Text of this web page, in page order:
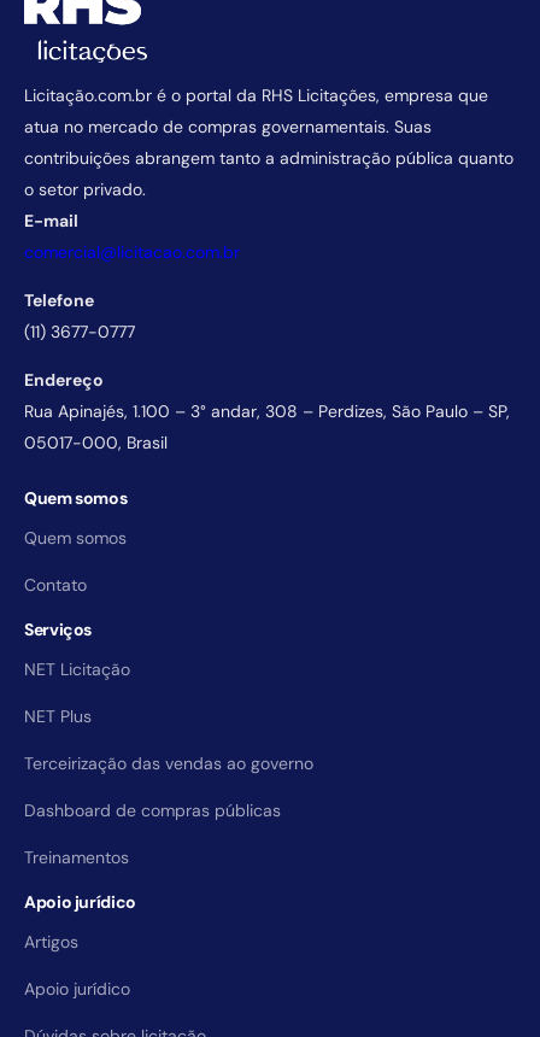
Licitação.com.br é o portal da RHS Licitações, empresa que
atua no mercado de compras governamentais. Suas
contribuições abrangem tanto a administração pública quanto
o setor privado.
E-mail
comercial@licitacao.com.br
Telefone
(11) 3677-0777
Endereço
Rua Apinajés, 1.100 – 3° andar, 308 – Perdizes, São Paulo – SP,
05017-000, Brasil
Quem somos
Quem somos
Contato
Serviços
NET Licitação
NET Plus
Terceirização das vendas ao governo
Dashboard de compras públicas
Treinamentos
Apoio jurídico
Artigos
Apoio jurídico